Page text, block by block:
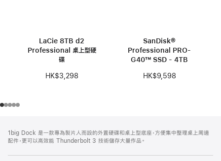
LaCie 8TB d2
Professional 桌上型硬
碟
HK$3,298
SanDisk®
Professional PRO-
G40™ SSD - 4TB
HK$9,598
腳
腳
1big Dock 是一款專為製片人而設的外置硬碟和桌上型底座，方便集中整理桌上周邊
配件，更可以高效能 Thunderbolt 3 技術儲存大量作品。